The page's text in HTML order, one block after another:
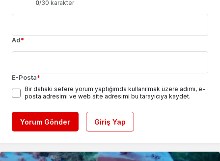
0/30 karakter
Ad*
E-Posta*
Bir dahaki sefere yorum yaptığımda kullanılmak üzere adımı, e-
posta adresimi ve web site adresimi bu tarayıcıya kaydet.
Yorum Gönder Giriş Yap